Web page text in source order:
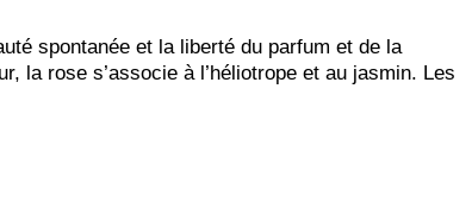
spontanée et la liberté du parfum et de la
la rose s’associe à l’héliotrope et au jasmin. Les